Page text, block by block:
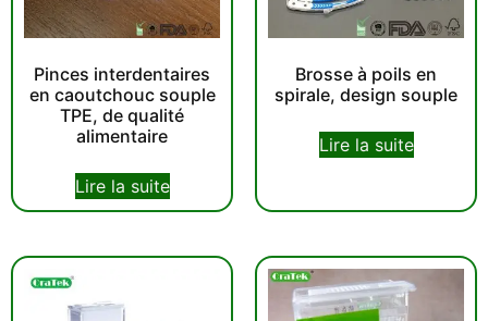
Pinces interdentaires
en caoutchouc souple
TPE, de qualité
alimentaire
Lire la suite
Brosse à poils en
spirale, design souple
Lire la suite